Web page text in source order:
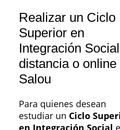
Realizar un Ciclo
Superior en
Integración
distancia o online
Salou
Para quienes desean
estudiar un Ciclo
en Integración Social